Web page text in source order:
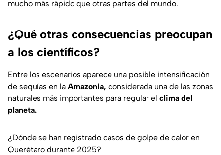
mucho más rápido que otras partes del mundo.
¿Qué otras consecuencias preocupan
a los científicos?
Entre los escenarios aparece una posible intensificación
de sequías en la Amazonia, considerada una de las zonas
naturales más importantes para regular el clima del
planeta.
¿Dónde se han registrado casos de golpe de calor en
Querétaro durante 2025?